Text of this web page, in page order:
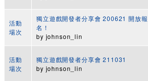
活動
場次
獨立遊戲開發者分享會 200621 開放報
名！
by johnson_lin
活動
場次
獨立遊戲開發者分享會 211031
by johnson_lin